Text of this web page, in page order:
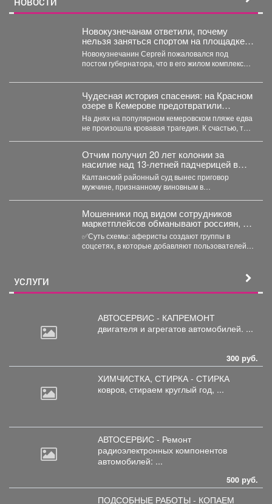
Новокузнечанам ответили, почему
нельзя заняться спортом на площадке
лицея
Новокузнечанин Сергей пожаловался под
постом губернатора, что в его жилом комплексе
Чудесная история спасения: на Красном
озере в Кемерове предотвратили
трагедию
На днях на популярном кемеровском пляже едва
не произошла кровавая трагедия. К счастью, там
Отчим получил 20 лет колонии за
насилие над 13‑летней падчерицей в
Кузбассе
Калтанский районный суд вынес приговор
мужчине, признанному виновным в
Мошенники под видом сотрудников
маркетплейсов обманывают россиян, у
которых скоро день рождения.
✅Суть схемы: аферисты создают группы в
соцсетях, в которые добавляют пользователей в
УСЛУГИ
АВТОСЕРВИС - КАПРЕМОНТ
двигателя и агрегатов автомобилей. ...
300 руб.
ХИМЧИСТКА, СТИРКА - СТИРКА
ковров, стираем круглый год, ...
АВТОСЕРВИС - Ремонт
радиоэлектронных компонентов
автомобилей: ...
500 руб.
ПОДСОБНЫЕ РАБОТЫ - КОПАЕМ